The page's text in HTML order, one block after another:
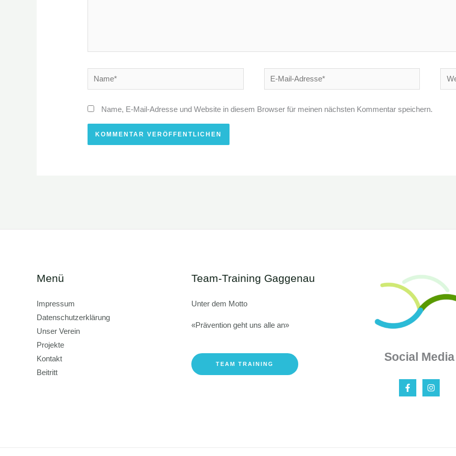
Name*
E-
Mail-
Name, E-Mail-Adresse und Website in diesem Browser für meinen nächsten Kommentar speichern.
Menü
Impressum
Datenschutzerklärung
Unser Verein
Projekte
Kontakt
Beitritt
Team-Training Gaggenau
Unter dem Motto
«Prävention geht uns alle an»
TEAM TRAINING
Social Media